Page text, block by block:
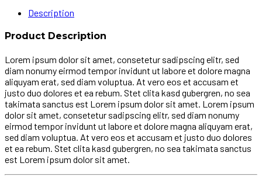
Description
Product Description
Lorem ipsum dolor sit amet, consetetur sadipscing elitr, sed
diam nonumy eirmod tempor invidunt ut labore et dolore magna
aliquyam erat, sed diam voluptua. At vero eos et accusam et
justo duo dolores et ea rebum. Stet clita kasd gubergren, no sea
takimata sanctus est Lorem ipsum dolor sit amet. Lorem ipsum
dolor sit amet, consetetur sadipscing elitr, sed diam nonumy
eirmod tempor invidunt ut labore et dolore magna aliquyam erat,
sed diam voluptua. At vero eos et accusam et justo duo dolores
et ea rebum. Stet clita kasd gubergren, no sea takimata sanctus
est Lorem ipsum dolor sit amet.